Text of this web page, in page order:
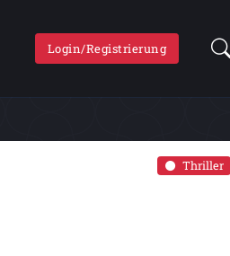
Login/Registrierung
Thriller